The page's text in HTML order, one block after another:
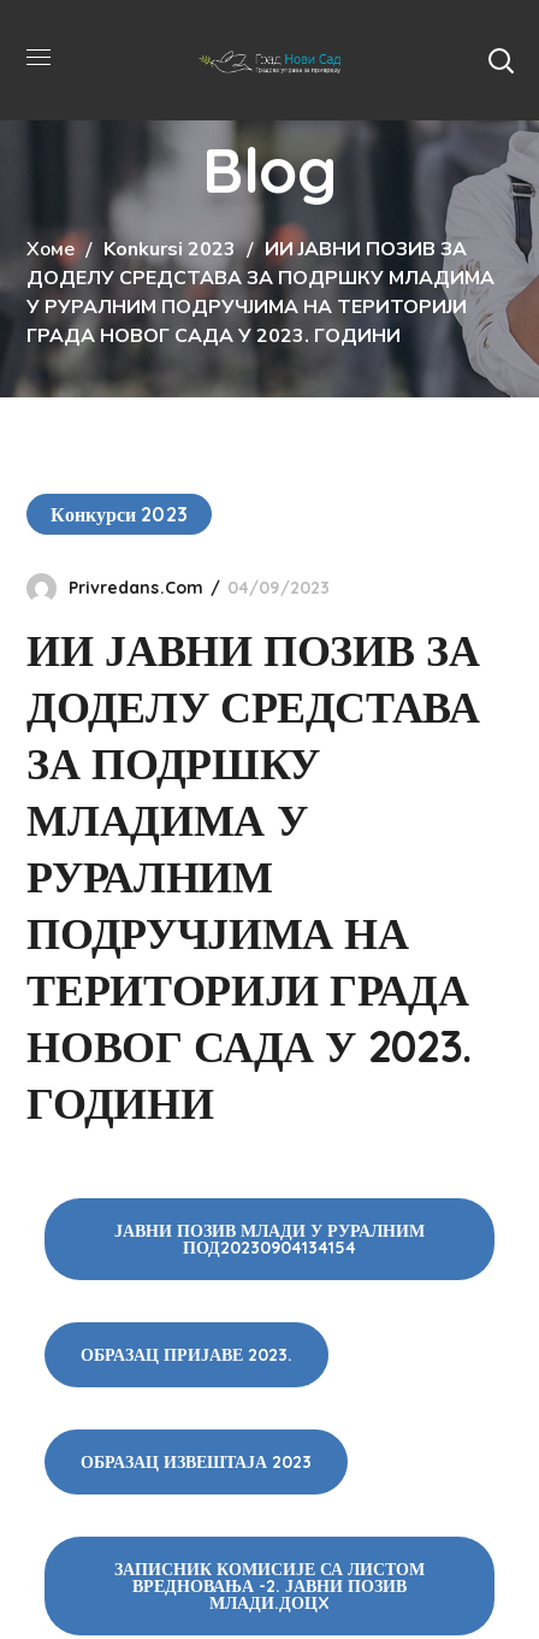
Blog
Хоме Konkursi 2023
ИИ ЈАВНИ ПОЗИВ ЗА
ДОДЕЛУ СРЕДСТАВА ЗА ПОДРШКУ МЛАДИМА
У РУРАЛНИМ ПОДРУЧЈИМА НА ТЕРИТОРИЈИ
ГРАДА НОВОГ САДА У 2023. ГОДИНИ
Конкурси 2023
Privredans.com 04/09/2023
ИИ ЈАВНИ ПОЗИВ ЗА
ДОДЕЛУ СРЕДСТАВА
ЗА ПОДРШКУ
МЛАДИМА У
РУРАЛНИМ
ПОДРУЧЈИМА НА
ТЕРИТОРИЈИ ГРАДА
НОВОГ САДА У 2023.
ГОДИНИ
ЈАВНИ ПОЗИВ МЛАДИ У РУРАЛНИМ
ПОД20230904134154
ОБРАЗАЦ ПРИЈАВЕ 2023.
ОБРАЗАЦ ИЗВЕШТАЈА 2023
ЗАПИСНИК КОМИСИЈЕ СА ЛИСТОМ
ВРЕДНОВАЊА -2. ЈАВНИ ПОЗИВ
МЛАДИ.ДОЦX